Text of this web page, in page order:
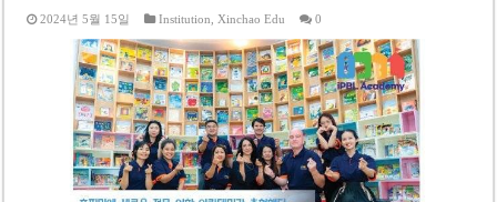
2024년 5월 15일 Institution Xinchao Edu 0